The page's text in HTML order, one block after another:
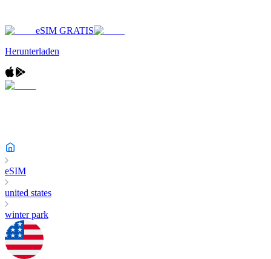
eSIM GRATIS
Herunterladen
eSIM
united states
winter park